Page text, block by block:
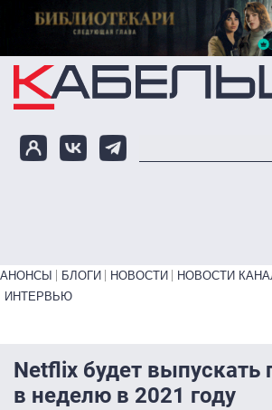
Перейти к основному содержанию
Primary links bottom
АНОНСЫ БЛОГИ НОВОСТИ НОВОСТИ
ИНТЕРВЬЮ
Netflix будет выпускать
в неделю в 2021 году